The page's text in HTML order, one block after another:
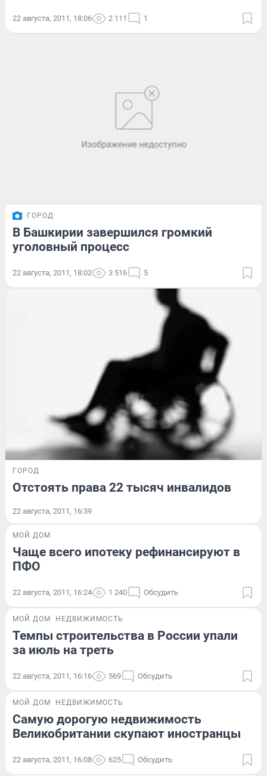
22 августа, 2011, 18:06 2 111 1
ГОРОД
В Башкирии завершился громкий
уголовный процесс
22 августа, 2011, 18:02 3 516 5
ГОРОД
Отстоять права 22 тысяч инвалидов
22 августа, 2011, 16:39
МОЙ ДОМ
Чаще всего ипотеку рефинансируют в
ПФО
22 августа, 2011, 16:24 1 240 Обсудить
МОЙ ДОМ НЕДВИЖИМОСТЬ
Темпы строительства в России упали
за июль на треть
22 августа, 2011, 16:16 569 Обсудить
МОЙ ДОМ НЕДВИЖИМОСТЬ
Самую дорогую недвижимость
Великобритании скупают иностранцы
22 августа, 2011, 16:08 625 Обсудить